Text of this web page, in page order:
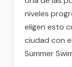
niveles
eligen esto
ciudad con
Summer